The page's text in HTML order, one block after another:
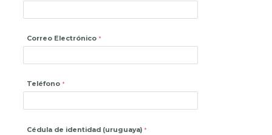
Correo Electrónico
Teléfono
Cédula de identidad (uruguaya)